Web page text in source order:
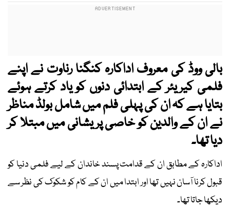
بالی ووڈ کی معروف اداکارہ کنگنا رناوت نے اپنے
فلمی کیریئر کے ابتدائی دنوں کو یاد کرتے ہوئے
بتایا ہے کہ ان کی پہلی فلم میں شامل بولڈ مناظر
نے ان کے والدین کو خاصی پریشانی میں مبتلا کر
دیا تھا۔
اداکارہ کے مطابق ان کے قدامت پسند خاندان کے لیے فلمی دنیا کو
قبول کرنا آسان نہیں تھا اور ابتدا میں ان کے کام کو شکوک کی نظر سے
دیکھا جاتا تھا۔